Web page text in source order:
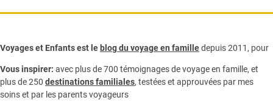
Voyages et Enfants est le blog du voyage en familledepuis 2011, pour
Vous inspirer: avec plus de 700 témoignages devoyage en famille, et
plus de 250 destinations familiales, testées et approuvées par mes
soins et par les parents voyageurs